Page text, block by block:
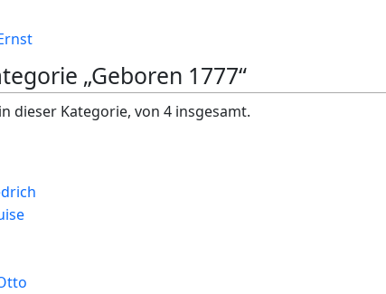
„Geboren 1777“
dieser Kategorie, von 4 insgesamt.